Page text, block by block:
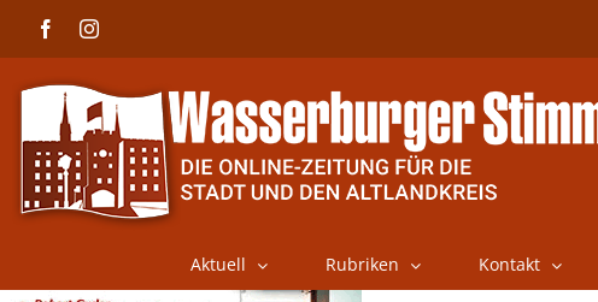
FacebookInstagram
Aktuell Rubriken Kontakt